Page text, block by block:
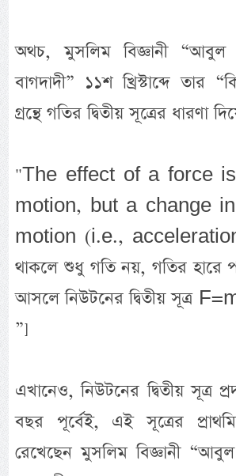
অথচ, মুসলিম বিজ্ঞানী
বাগদাদী” ১১শ খ্রিস্টাব্দে তার
গ্রন্থে গতির দ্বিতীয় সূত্রের ধারণা
"The effect of a force
motion, but a change
motion (i.e.,
থাকলে শুধু গতি নয়, গতির হারে
আসলে নিউটনের দ্বিতীয় সূত্র
”]
এখানেও, নিউটনের দ্বিতীয় সূত্র
বছর পূর্বেই, এই সূত্রের
রেখেছেন মুসলিম বিজ্ঞানী